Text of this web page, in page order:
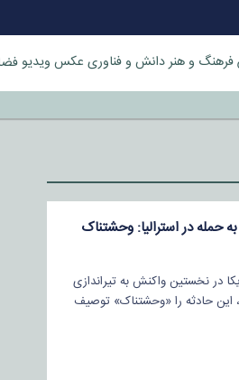
فرهنگ و هنردانش و فناوری عکس ویدیو
حمله در استرالیا: وحشتناک
در نخستین واکنش به تیراندازی
این حادثه را «وحشتناک» توصیف